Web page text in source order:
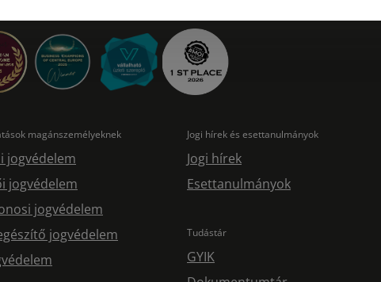
magánszemélyeknek
jogvédelem
jogvédelem
jogvédelem
jogvédelem
Jogi hírek és esettanulmányok
Jogi hírek
Esettanulmányok
Tudástár
GYIK